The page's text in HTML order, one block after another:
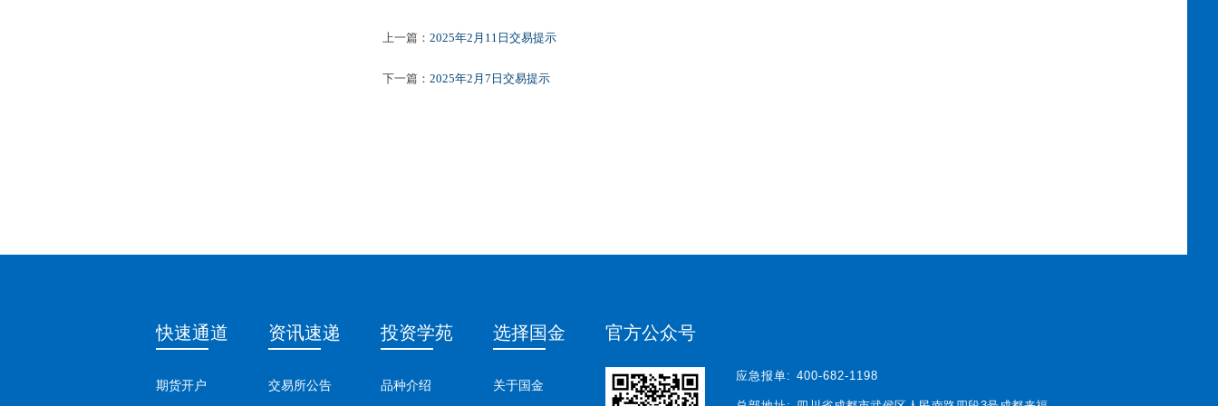
上一篇： 2025年2月11日交易提示
下一篇： 2025年2月7日交易提示
快速通道
期货开户
资讯速递
交易所公告
投资学苑
品种介绍
选择国金
关于国金
官方公众号
应急报单: 400-682-1198